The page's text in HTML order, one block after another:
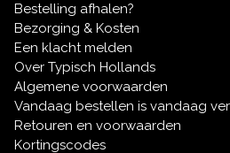
Speelkaarten
Bestelling afhalen?
Bezorging & Kosten
Een klacht melden
Over Typisch Hollands
Algemene voorwaarden
Vandaag bestellen is vandaag
Retouren en voorwaarden
Kortingscodes